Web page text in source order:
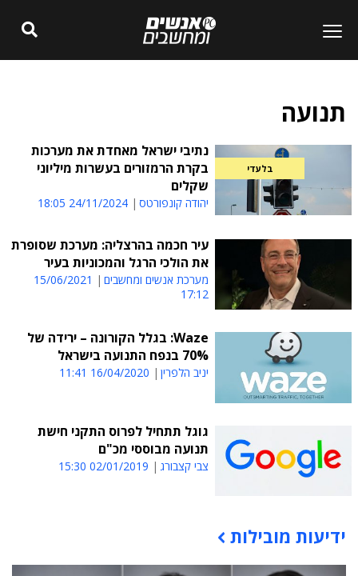
תנועה
בלעדי
נתיבי ישראל מאחדת את מערכות
בקרת הרמזורים בעשרות מיליוני
שקלים
יהודה קונפורטס 24/11/2024 18:05
עיר חכמה בהרצליה: מערכת שסופרת
את הולכי הרגל והמכוניות בעיר
מערכת אנשים ומחשבים
15/06/2021
17:12
Waze: בגלל הקורונה – ירידה של
70% בנפח התנועה בישראל
יניב הלפרין 16/04/2020 11:41
גוגל תתחיל לפרוס התקני חישת
תנועה מבוססי מכ"ם
צבי קצבורג 02/01/2019 15:30
תוכן פרסומי
ידיעות מובילות